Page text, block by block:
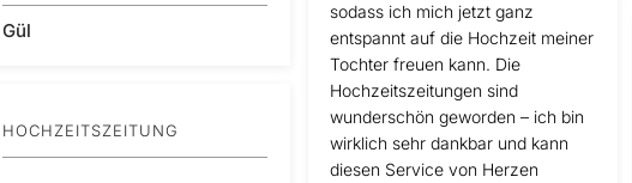
Gül
sodass ich mich jetzt ganz
entspannt auf die Hochzeit meiner
Tochter freuen kann. Die
Hochzeitszeitungen sind
wunderschön geworden – ich bin
wirklich sehr dankbar und kann
diesen Service von Herzen
HOCHZEITSZEITUNG